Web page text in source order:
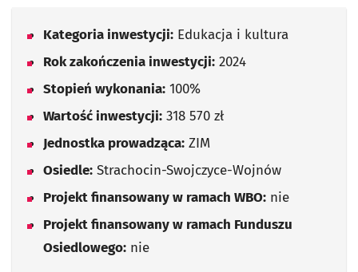
Kategoria inwestycji: Edukacja i kultura
Rok zakończenia inwestycji: 2024
Stopień wykonania: 100%
Wartość inwestycji: 318 570 zł
Jednostka prowadząca: ZIM
Osiedle: Strachocin-Swojczyce-Wojnów
Projekt finansowany w ramach WBO: nie
Projekt finansowany w ramach Funduszu
Osiedlowego: nie